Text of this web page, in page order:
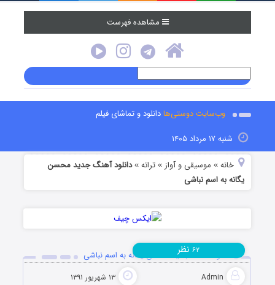
مشاهده فهرست
وب‌سایت دوستی‌هادانلود و تماشای فیلم
شنبه ۱۷ مرداد ۱۴۰۵
خانه » موسیقی و آواز »ترانه »دانلود آهنگ جدید محسن
یگانه به اسم نباشی
دانلود آهنگ جدید محسن یگانه به اسم نباشی
Admin ۱۳ شهریور ۱۳۹۱
۶۲ نظر